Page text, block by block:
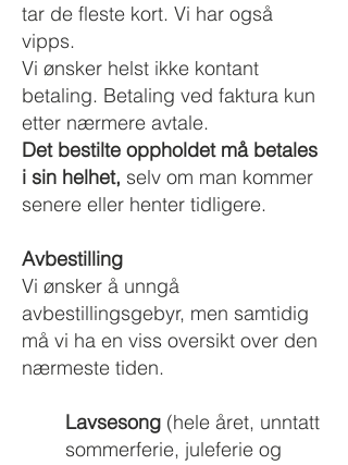
tar de fleste kort. Vi har også
vipps.
Vi ønsker helst ikke kontant
betaling. Betaling ved faktura kun
etter nærmere avtale.
Det bestilte oppholdet må betales
i sin helhet, selv om man kommer
senere eller henter tidligere.
Avbestilling
Vi ønsker å unngå
avbestillingsgebyr, men samtidig
må vi ha en viss oversikt over den
nærmeste tiden.
Lavsesong (hele året, unntatt
sommerferie, juleferie og